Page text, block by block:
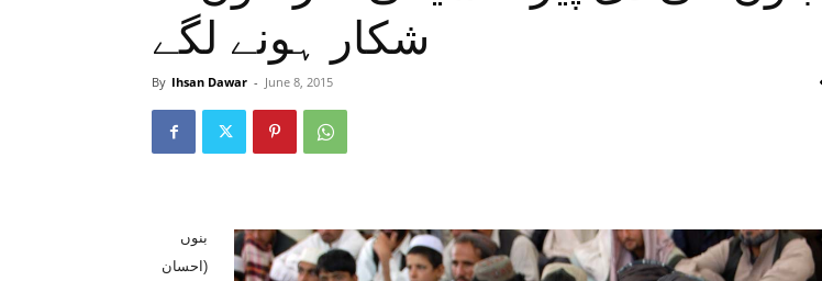
شکار ہونے لگے
By Ihsan Dawar - June 8, 2015
بنوں
(احسان